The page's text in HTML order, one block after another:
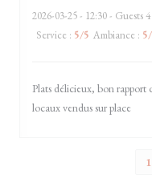
2026-03-25- 12:30 - Guests 4
Service : 5/5 Ambiance : 5
Plats délicieux, bon rapport
locaux vendus sur place
1